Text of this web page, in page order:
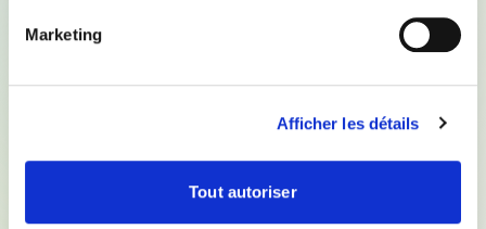
Marketing
Afficher les détails
Tout autoriser
Infographie comparaison EPP EAA
20/01/2026
À la une